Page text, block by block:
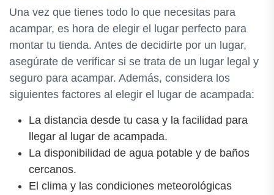
Una vez que tienes todo lo que necesitas para
acampar, es hora de elegir el lugar perfecto para
montar tu tienda. Antes de decidirte por un lugar,
asegúrate de verificar si se trata de un lugar legal y
seguro para acampar. Además, considera los
siguientes factores al elegir el lugar de acampada:
La distancia desde tu casa y la facilidad para
llegar al lugar de acampada.
La disponibilidad de agua potable y de baños
cercanos.
El clima y las condiciones meteorológicas